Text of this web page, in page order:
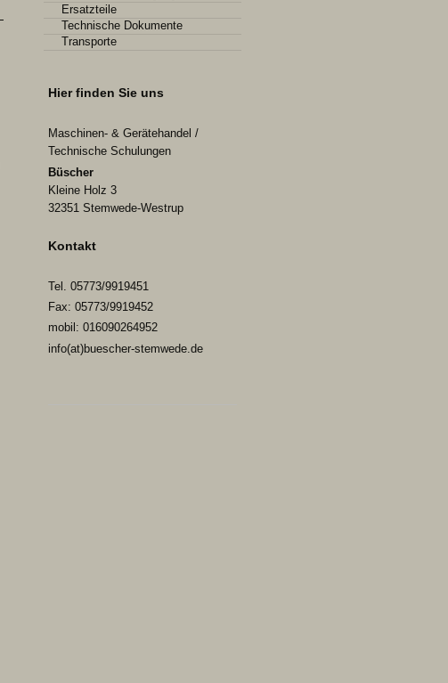
Ersatzteile
Technische Dokumente
Transporte
Hier finden Sie uns
Maschinen- & Gerätehandel /
Technische Schulungen
Büscher
Kleine Holz 3
32351 Stemwede-Westrup
Kontakt
Tel. 05773/9919451
Fax: 05773/9919452
mobil: 016090264952
info(at)buescher-stemwede.de